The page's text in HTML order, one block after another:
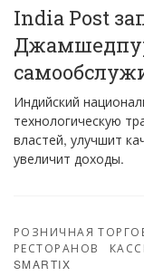
India Post
Индийский
технологическую
властей, улучшит
увеличит доходы.
РОЗНИЧНАЯ
РЕСТОРАНОВ
SMARTIX